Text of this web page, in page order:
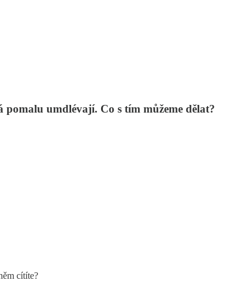
umdlévají. Co s tím můžeme dělat?
cítíte?